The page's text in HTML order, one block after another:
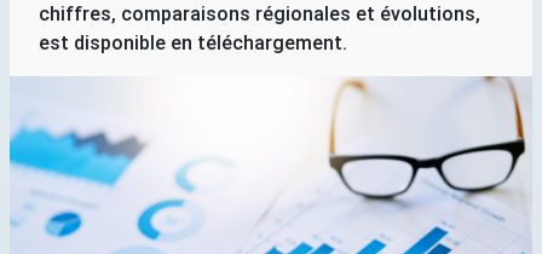
chiffres, comparaisons régionales et évolutions,
est disponible en téléchargement.